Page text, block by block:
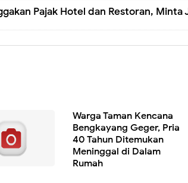
Pajak Hotel dan Restoran, Minta
Warga Taman Kencana
Bengkayang Geger, Pria
40 Tahun Ditemukan
Meninggal di Dalam
Rumah